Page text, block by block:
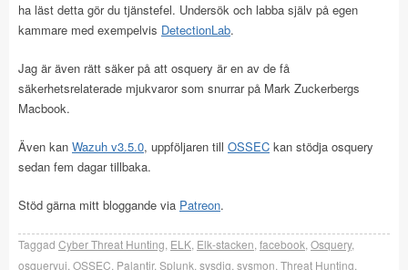
ha läst detta gör du tjänstefel. Undersök och labba själv på egen
kammare med exempelvis DetectionLab.
Jag är även rätt säker på att osquery är en av de få
säkerhetsrelaterade mjukvaror som snurrar på Mark Zuckerbergs
Macbook.
Även kan Wazuh v3.5.0, uppföljaren till OSSEC kan stödja osquery
sedan fem dagar tillbaka.
Stöd gärna mitt bloggande via Patreon.
Taggad Cyber Threat Hunting ELK Elk-stacken facebook Osquery,
osqueryui OSSEC Palantir, Splunk sysdig sysmon Threat Hunting